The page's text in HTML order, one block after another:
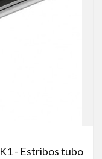
- Estribos tubo